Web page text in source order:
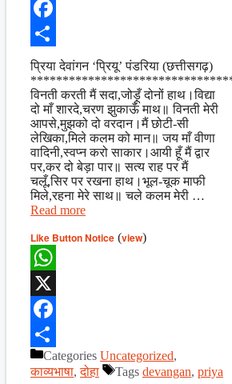
X
Facebook
Share
प्रिया देवांगन ‘प्रियू’ पंडरिया (छत्तीसगढ़)
विनती करती मैं सदा,जोड़ूँ दोनों हाथ।विद्या
दो माँ शारदे,चरण झुकाऊँ माथ॥ विनती मेरी
आपसे,मुझको दो वरदान।मैं छोटी-सी
लेखिका,मिले कलम को मान॥ जय माँ वीणा
वादिनी,स्वप्न करो साकार।आयी हूँ मैं द्वार
पर,कर दो बेड़ा पार॥ सत्य राह पर मैं
चलूँ,सिर पर रखना हाथ।भूल-चूक माफी
मिले,रहना मेरे साथ॥ चले कलम मेरी …
Read more
Like Button Notice (view)
WhatsApp
X
Facebook
ShareCategories Uncategorized,
काव्यभाषा,दोहा Tags devangan, priya